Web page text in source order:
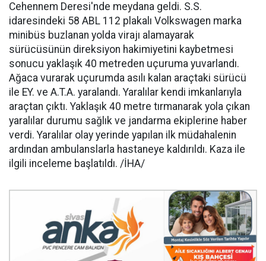
Cehennem Deresi'nde meydana geldi. S.S.
idaresindeki 58 ABL 112 plakalı Volkswagen marka
minibüs buzlanan yolda virajı alamayarak
sürücüsünün direksiyon hakimiyetini kaybetmesi
sonucu yaklaşık 40 metreden uçuruma yuvarlandı.
Ağaca vurarak uçurumda asılı kalan araçtaki sürücü
ile EY. ve A.T.A. yaralandı. Yaralılar kendi imkanlarıyla
araçtan çıktı. Yaklaşık 40 metre tırmanarak yola çıkan
yaralılar durumu sağlık ve jandarma ekiplerine haber
verdi. Yaralılar olay yerinde yapılan ilk müdahalenin
ardından ambulanslarla hastaneye kaldırıldı. Kaza ile
ilgili inceleme başlatıldı. /İHA/